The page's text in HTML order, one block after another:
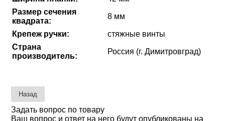
Размер сечения
квадрата:
8 мм
Крепеж ручки:
стяжные винты
Страна
производитель:
Россия (г. Димитровград)
Задать вопрос по товару
Ваш вопрос и ответ на него будут опубликованы на